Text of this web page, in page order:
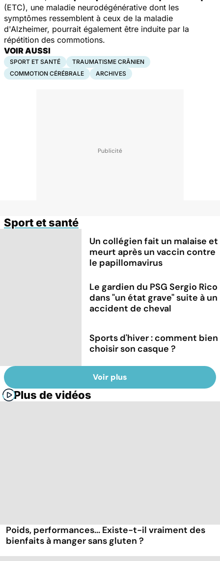
(ETC), une maladie neurodégénérative dont les
symptômes ressemblent à ceux de la maladie
d'Alzheimer, pourrait également être induite par la
répétition des commotions.
VOIR AUSSI
SPORT ET SANTÉ
TRAUMATISME CRÂNIEN
COMMOTION CÉRÉBRALE
ARCHIVES
Sport et santé
Un collégien fait un malaise et
meurt après un vaccin contre
le papillomavirus
Le gardien du PSG Sergio Rico
dans "un état grave" suite à un
accident de cheval
Sports d'hiver : comment bien
choisir son casque ?
Voir plus
Plus de vidéos
Poids, performances... Existe-t-il vraiment des
bienfaits à manger sans gluten ?